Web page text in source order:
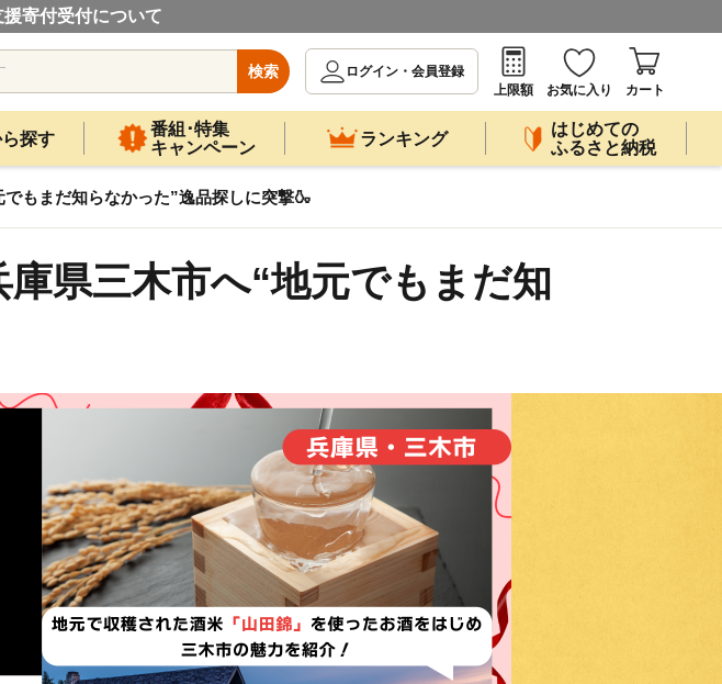
寄付受付について
検索
ログイン・会員登録
上限額
お気に入り カート
探す
番組･特集
キャンペーン
ランキング
はじめての
ふるさと納税
でもまだ知らなかった”逸品探しに突撃🍶
庫県三木市へ“地元でもまだ知